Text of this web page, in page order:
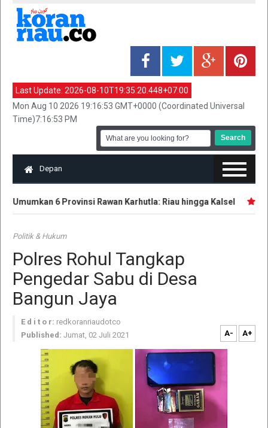
Last Update: 2026-08-10T19:35:20.448+07:00
Mon Aug 10 2026 19:16:53 GMT+0000 (Coordinated Universal
Time)7:16:53 PM
Depan
6 Provinsi Rawan Karhutla: Riau hingga Kalsel
Politik & Hukum
Polres Rohul Tangkap
Pengedar Sabu di Desa
Bangun Jaya
E d i t o r: redkoranriaudotco
Published: Jumat, 02 Juli 2021 A- A+